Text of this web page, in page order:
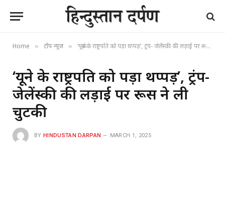
Home » टॉप न्यूज » ‘यूक्रेन के राष्ट्रपति को पड़ा थप्पड़’, ट्रंप- जेलेंस्की की लड़ाई पर रूस ने ली चुटकी
‘यूक्रेन के राष्ट्रपति को पड़ा थप्पड़’, ट्रंप-
जेलेंस्की की लड़ाई पर रूस ने ली
चुटकी
BY HINDUSTAN DARPAN MARCH 1, 2025